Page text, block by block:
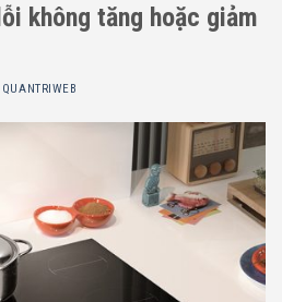
không tăng hoặc giảm
QUANTRIWEB